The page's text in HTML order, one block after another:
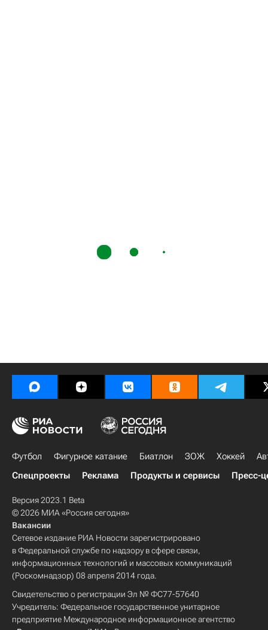
Футбол Фигурное катание Биатлон ЗОЖ Хоккей
Спецпроекты
Реклама Продукты и сервисы Пресс-
Версия 2023.1 Beta
© 2026 МИА «Россия сегодня»
Вакансии
Сетевое издание РИА Новости зарегистрировано
в Федеральной службе по надзору в сфере связи,
информационных технологий и массовых коммуникаций
(Роскомнадзор) 08 апреля 2014 года.
Свидетельство о регистрации Эл № ФС77-57640
Учредитель: Федеральное государственное унитарное
предприятие Международное информационное агентство